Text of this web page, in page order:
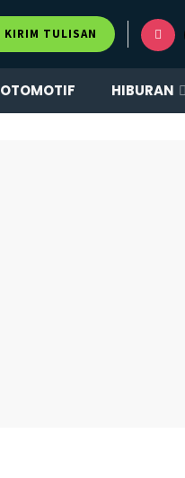
KIRIM TULISAN
OTOMOTIF HIBURAN